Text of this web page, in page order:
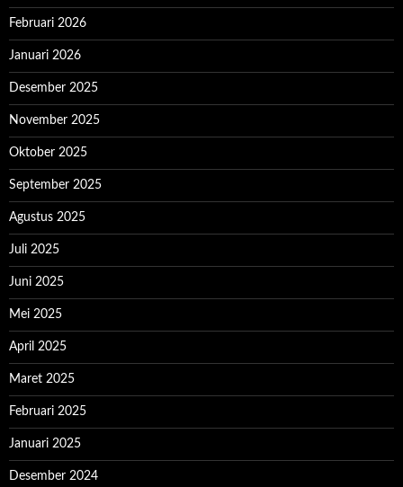
Februari 2026
Januari 2026
Desember 2025
November 2025
Oktober 2025
September 2025
Agustus 2025
Juli 2025
Juni 2025
Mei 2025
April 2025
Maret 2025
Februari 2025
Januari 2025
Desember 2024